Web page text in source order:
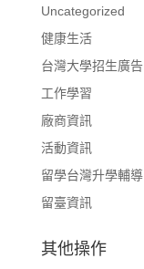
Uncategorized
健康生活
台灣大學招生廣告
工作學習
廠商資訊
活動資訊
留學台灣升學輔導
留臺資訊
其他操作